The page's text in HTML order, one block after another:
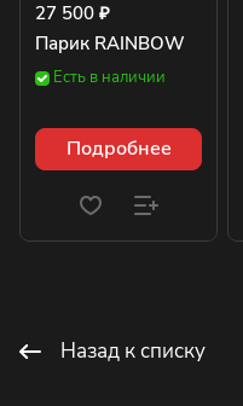
27 500 ₽
Парик RAINBOW
Есть в наличии
Подробнее
Назад к списку